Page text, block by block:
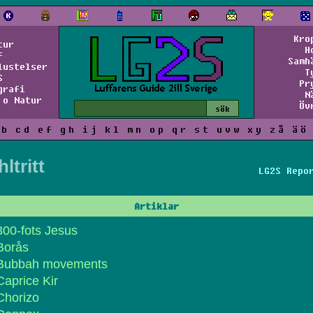
Natur
b c d e f g h i j k l m n o p q r s t u v w x y z å ä ö
LG2S
Artiklar
fots Jesus
movements
Kir